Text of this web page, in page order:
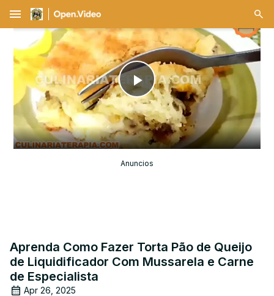
menu
Play
Video
Anuncios
Aprenda Como Fazer Torta Pão de Queijo
de Liquidificador Com Mussarela e Carne
de Especialista
Apr 26, 2025